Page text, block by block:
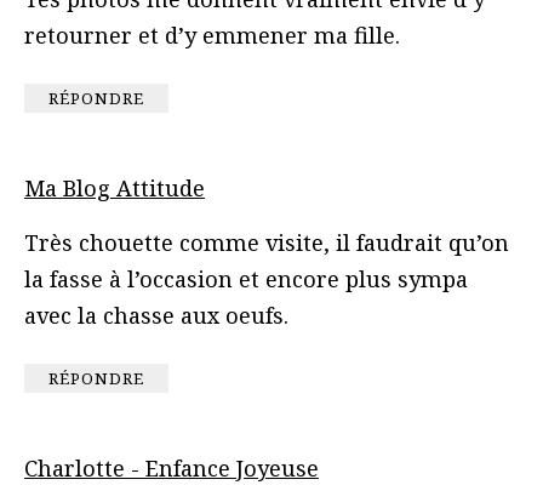
retourner et d’y emmener ma fille.
RÉPONDRE
Ma Blog Attitude
Très chouette comme visite, il faudrait qu’on
la fasse à l’occasion et encore plus sympa
avec la chasse aux oeufs.
RÉPONDRE
Charlotte - Enfance Joyeuse